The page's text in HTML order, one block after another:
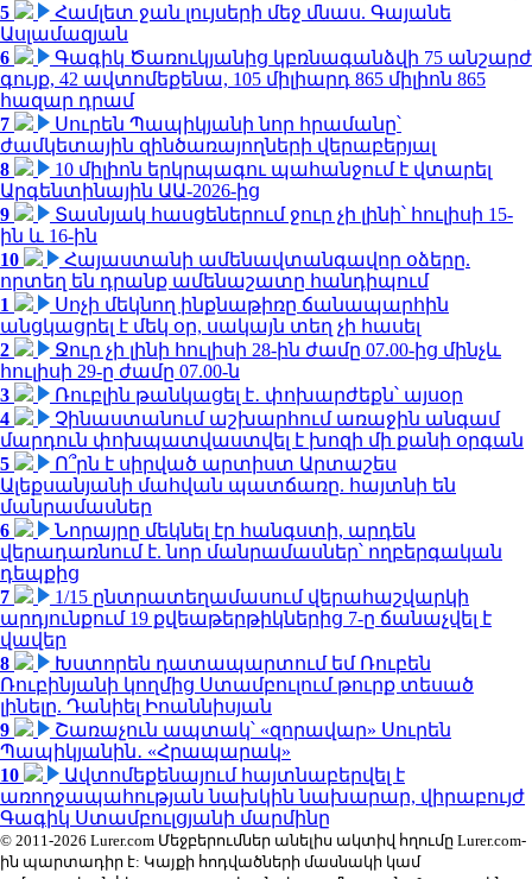
5
Համլետ ջան լույսերի մեջ մնաս. Գայանե
Ասլամազյան
6
Գագիկ Ծառուկյանից կբռնագանձվի 75 անշարժ
գույք, 42 ավտոմեքենա, 105 միլիարդ 865 միլիոն 865
հազար դրամ
7
Սուրեն Պապիկյանի նոր հրամանը՝
ժամկետային զինծառայողների վերաբերյալ
8
10 միլիոն երկրպագու պահանջում է վտարել
Արգենտինային ԱԱ-2026-ից
9
Տասնյակ հասցեներում ջուր չի լինի՝ հուլիսի 15-
ին և 16-ին
10
Հայաստանի ամենավտանգավոր օձերը.
որտեղ են դրանք ամենաշատը հանդիպում
1
Սոչի մեկնող ինքնաթիռը ճանապարհին
անցկացրել է մեկ օր, սակայն տեղ չի հասել
2
Ջուր չի լինի հուլիսի 28-ին ժամը 07.00-ից մինչև
հուլիսի 29-ը ժամը 07.00-ն
3
Ռուբլին թանկացել է․ փոխարժեքն՝ այսօր
4
Չինաստանում աշխարհում առաջին անգամ
մարդուն փոխպատվաստվել է խոզի մի քանի օրգան
5
Ո՞րն է սիրված արտիստ Արտաշես
Ալեքսանյանի մահվան պատճառը. հայտնի են
մանրամասներ
6
Նորայրը մեկնել էր հանգստի, արդեն
վերադառնում է. նոր մանրամասներ՝ ողբերգական
դեպքից
7
1/15 ընտրատեղամասում վերահաշվարկի
արդյունքում 19 քվեաթերթիկներից 7-ը ճանաչվել է
վավեր
8
Խստորեն դատապարտում եմ Ռուբեն
Ռուբինյանի կողմից Ստամբուլում թուրք տեսած
լինելը. Դանիել Իոաննիսյան
9
Շառաչուն ապտակ՝ «զորավար» Սուրեն
Պապիկյանին․ «Հրապարակ»
10
Ավտոմեքենայում հայտնաբերվել է
առողջապահության նախկին նախարար, վիրաբույժ
Գագիկ Ստամբուլցյանի մարմինը
© 2011-2026 Lurer.com Մեջբերումներ անելիս ակտիվ հղումը Lurer.com-
ին պարտադիր է: Կայքի հոդվածների մասնակի կամ